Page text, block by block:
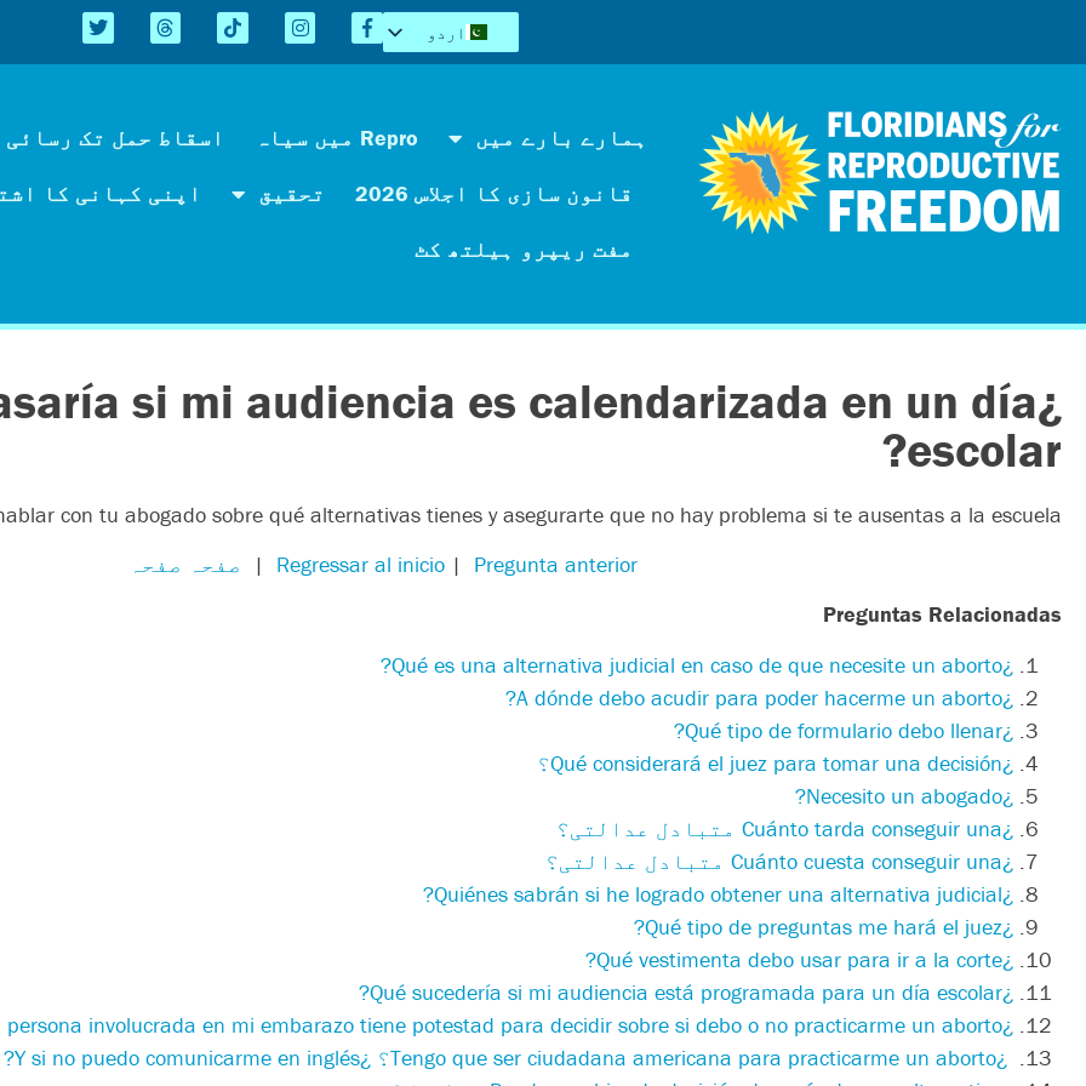
اردو
English
Tiếng Việt
ہمارے بارے میں Repro میں سیاہ
اسقاط حمل تک
قانون سازی کا اجلاس 2026
تحقیق
اپنی کہانی کا
مفت ریپرو ہیلتھ کٹ
si mi audiencia es calendarizada en un día
escolar?
con tu abogado sobre qué alternativas tienes y asegurarte que no hay problema si te ausentas a la escuela.
Regressar al inicio | Pregunta anterior
| صفحہ صفحہ
Preguntas Relacionadas
¿
Qué es una alternativa judicial en caso de que necesite un aborto?
¿
A dónde debo acudir para poder hacerme un aborto?
¿
Qué tipo de formulario debo llenar
?
¿Qué considerará el juez para tomar una decisión؟
¿Necesito un abogado?
¿Cuánto tarda conseguir una متبادل عدالتی؟
¿Cuánto cuesta conseguir una متبادل عدالتی؟
¿
Quiénes sabrán si he logrado obtener una alternativa judicial?
¿
Qué tipo de preguntas me hará el juez?
¿
Qué vestimenta debo usar para ir a la corte?
¿
Qué sucedería si mi audiencia está programada para un día escolar
?
¿
persona involucrada en mi embarazo tiene potestad para decidir sobre si debo o no practicarme un aborto
¿Tengo que ser ciudadana americana para practicarme un aborto؟ ¿
Y si no puedo comunicarme en inglés?